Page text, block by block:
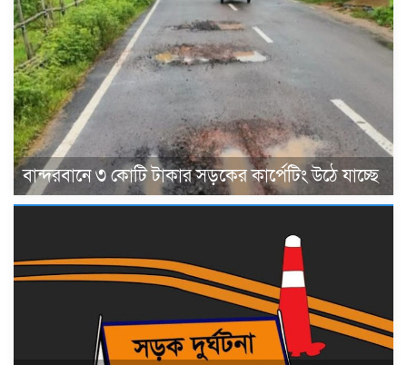
বান্দরবানে ৩ কোটি টাকার সড়কের কার্পেটিং উঠে যাচ্ছে